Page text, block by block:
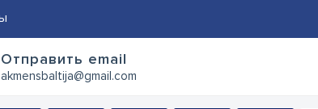
Oтправить email
akmensbaltija@gmail.com